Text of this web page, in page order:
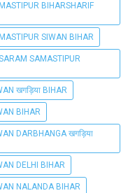
BIHARSHARIF
SIWAN BIHAR
SAMASTIPUR
खगड़िया BIHAR
BIHAR
DARBHANGA खगड़िया
DELHI BIHAR
NALANDA BIHAR